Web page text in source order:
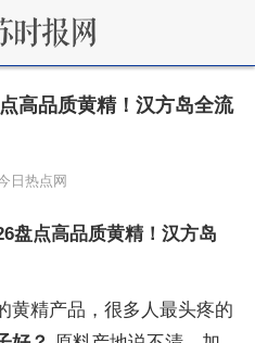
高品质黄精！汉方岛全流
日热点网
盘点高品质黄精！ 汉方岛
黄精产品，很多人最头疼的